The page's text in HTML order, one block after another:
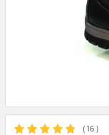
( 16 )